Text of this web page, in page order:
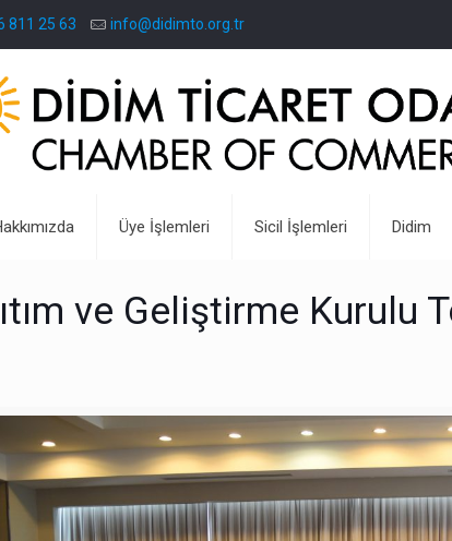
811 25 63 info@didimto.org.tr
Üye İşlemleri Sicil İşlemleri Didim
ve Geliştirme Kurulu